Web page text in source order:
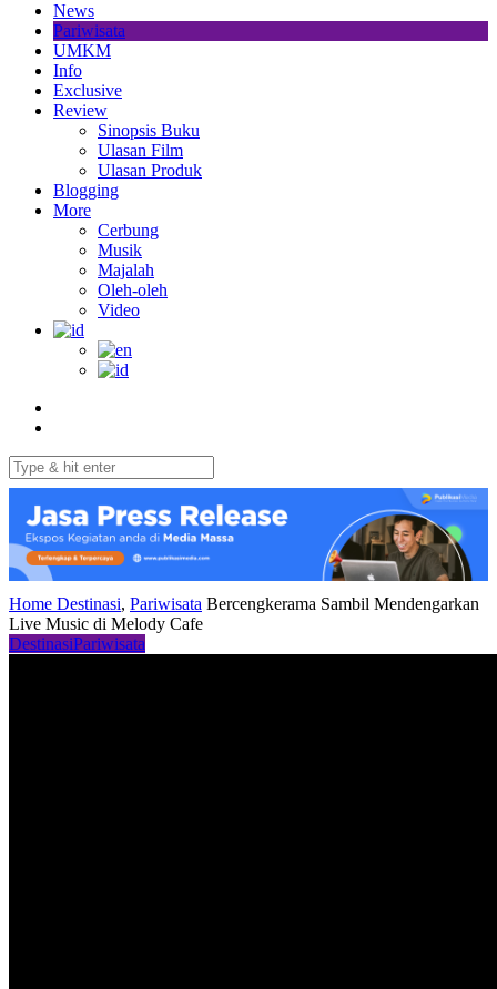
News
Pariwisata
UMKM
Info
Exclusive
Review
Sinopsis Buku
Ulasan Film
Ulasan Produk
Blogging
More
Cerbung
Musik
Majalah
Oleh-oleh
Video
Home Destinasi, Pariwisata Bercengkerama Sambil Mendengarkan
Live Music di Melody Cafe
DestinasiPariwisata